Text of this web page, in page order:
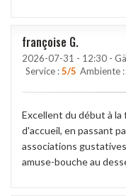
françoise G
2026-07-31 - 12:30 -
Service :5/5 Ambiente :
Excellent du début à
d'accueil, en passant
associations
amuse-bouche au